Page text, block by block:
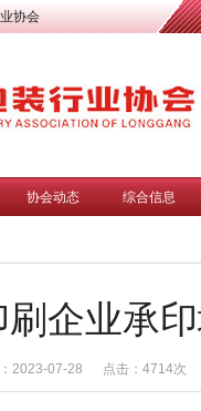
协会
协会动态 综合信息
刷企业承
2023-07-28 点击：4714次